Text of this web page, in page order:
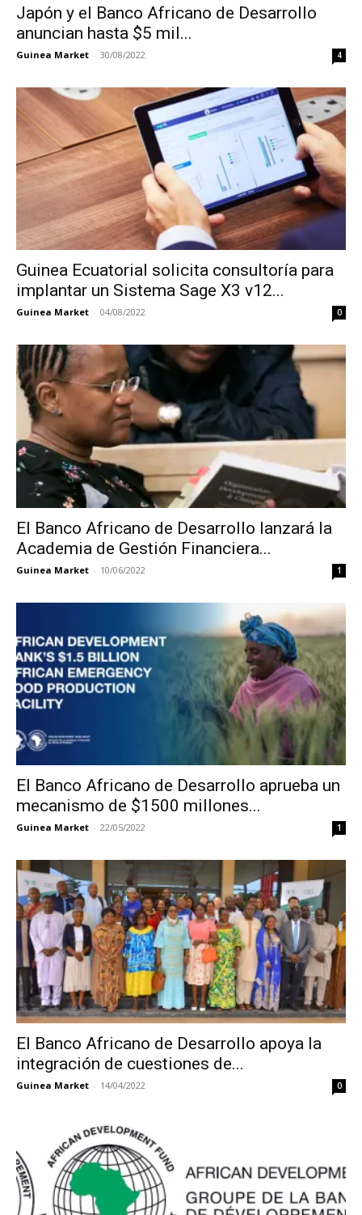
Japón y el Banco Africano de Desarrollo
anuncian hasta $5 mil...
Guinea Market - 30/08/2022 4
Guinea Ecuatorial solicita consultoría para
implantar un Sistema Sage X3 v12...
Guinea Market - 04/08/2022 0
El Banco Africano de Desarrollo lanzará la
Academia de Gestión Financiera...
Guinea Market - 10/06/2022 1
El Banco Africano de Desarrollo aprueba un
mecanismo de $1500 millones...
Guinea Market - 22/05/2022 1
El Banco Africano de Desarrollo apoya la
integración de cuestiones de...
Guinea Market - 14/04/2022 0